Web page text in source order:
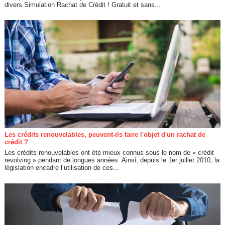
divers.Simulation Rachat de Crédit ! Gratuit et sans...
Les crédits renouvelables, peuvent-ils faire l'objet d'un rachat de
crédit ?
Les crédits renouvelables ont été mieux connus sous le nom de « crédit
revolving » pendant de longues années. Ainsi, depuis le 1er juillet 2010, la
législation encadre l’utilisation de ces...